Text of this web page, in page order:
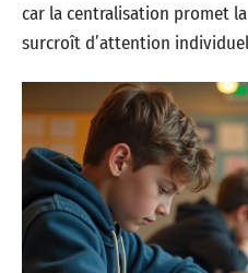
car la centralisation promet
surcroît d’attention